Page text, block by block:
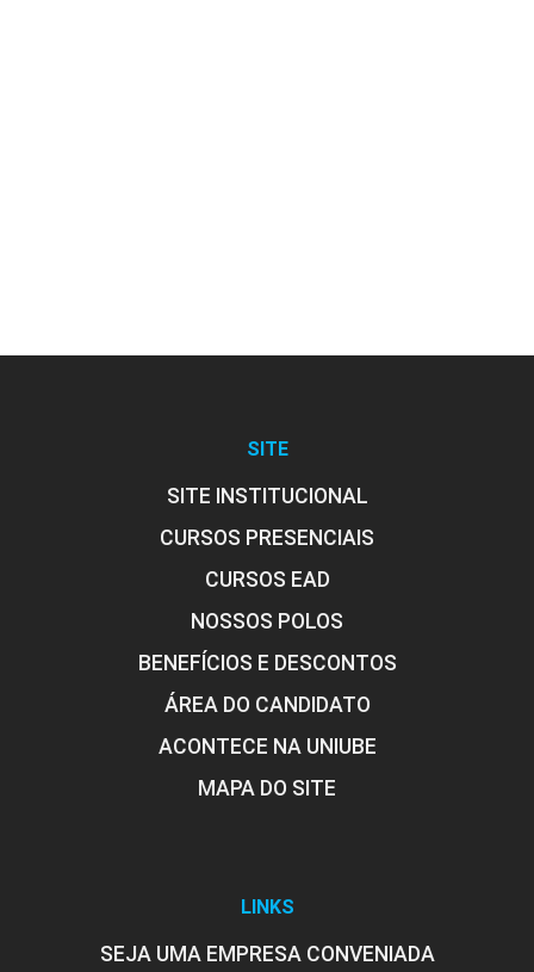
SITE
SITE INSTITUCIONAL
CURSOS PRESENCIAIS
CURSOS EAD
NOSSOS POLOS
BENEFÍCIOS E DESCONTOS
ÁREA DO CANDIDATO
ACONTECE NA UNIUBE
MAPA DO SITE
LINKS
SEJA UMA EMPRESA CONVENIADA